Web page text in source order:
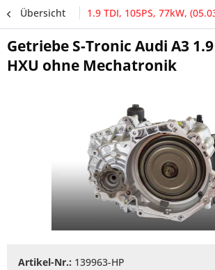
Übersicht 1.9 TDI, 105PS, 77kW,
Getriebe S-Tronic Audi A3
HXU ohne Mechatronik
Artikel-Nr.: 139963-HP